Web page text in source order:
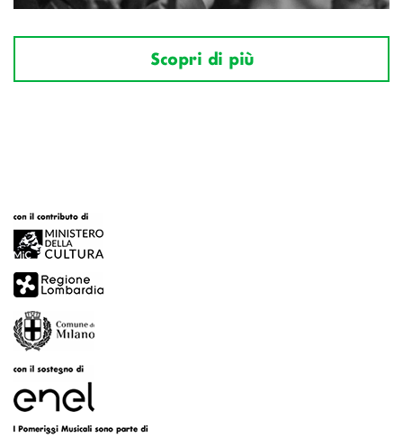
Scopri di più